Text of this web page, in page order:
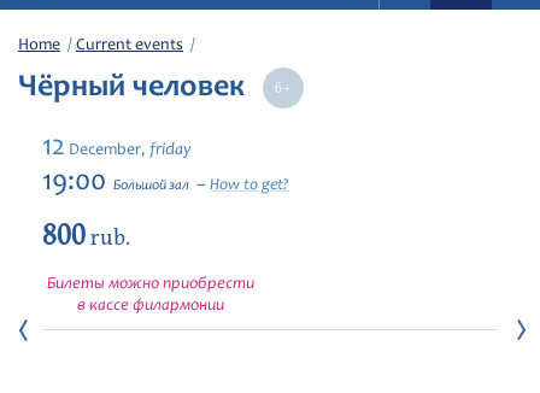
Philharmonic
Current events
Festivals
Home Current events
Чёрный человек
12 December, friday
19:00 Большой зал How to get?
800rub.
Билеты можно приобрести
в кассе филармонии